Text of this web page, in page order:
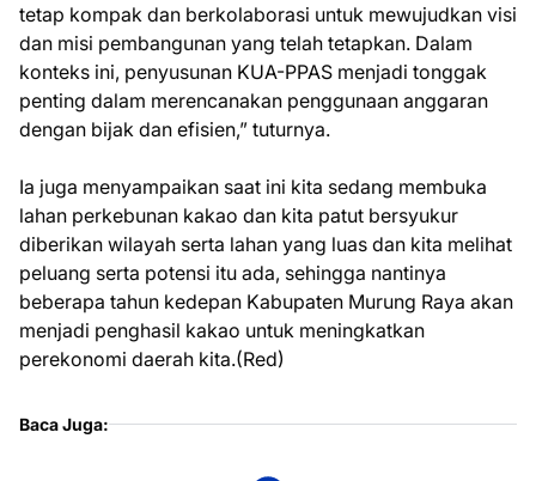
tetap kompak dan berkolaborasi untuk mewujudkan visi
dan misi pembangunan yang telah tetapkan. Dalam
konteks ini, penyusunan KUA-PPAS menjadi tonggak
penting dalam merencanakan penggunaan anggaran
dengan bijak dan efisien,” tuturnya.
Ia juga menyampaikan saat ini kita sedang membuka
lahan perkebunan kakao dan kita patut bersyukur
diberikan wilayah serta lahan yang luas dan kita melihat
peluang serta potensi itu ada, sehingga nantinya
beberapa tahun kedepan Kabupaten Murung Raya akan
menjadi penghasil kakao untuk meningkatkan
perekonomi daerah kita.(Red)
Baca Juga: